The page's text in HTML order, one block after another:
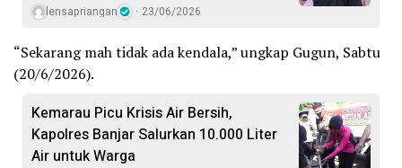
lensapriangan 23/06/2026
“Sekarang mah tidak ada kendala,” ungkap Gugun, Sabtu
(20/6/2026).
Kemarau Picu Krisis Air Bersih,
Kapolres Banjar Salurkan 10.000 Liter
Air untuk Warga